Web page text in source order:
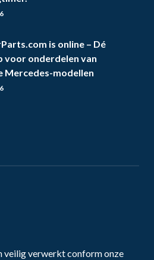
is online – Dé
voor onderdelen van
Mercedes-modellen
veilig verwerkt conform onze